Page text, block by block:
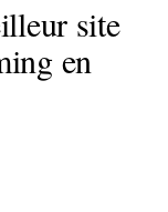
site
en